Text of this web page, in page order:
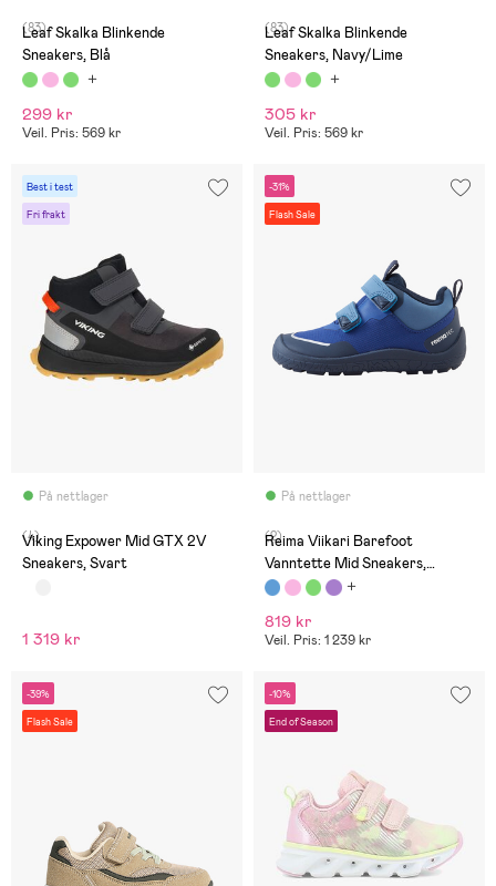
(83)
Leaf Skalka Blinkende
Sneakers, Blå
299 kr
Veil. Pris: 569 kr
(83)
Leaf Skalka Blinkende
Sneakers, Navy/Lime
305 kr
Veil. Pris: 569 kr
Best i test
Fri frakt
På nettlager
(4)
Viking Expower Mid GTX 2V
Sneakers, Svart
1 319 kr
-31%
Flash Sale
På nettlager
(2)
Reima Viikari Barefoot
Vanntette Mid Sneakers,
Twilight Blue
819 kr
Veil. Pris: 1 239 kr
-39%
Flash Sale
-10%
End of Season